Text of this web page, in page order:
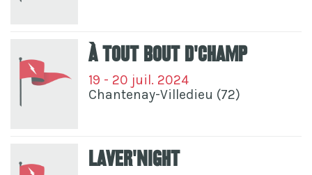
À Tout Bout D'champ
19 - 20 juil. 2024
Chantenay-Villedieu (72)
Laver'Night